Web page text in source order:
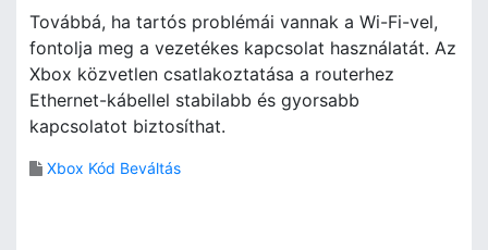
Továbbá, ha tartós problémái vannak a Wi-Fi-vel,
fontolja meg a vezetékes kapcsolat használatát. Az
Xbox közvetlen csatlakoztatása a routerhez
Ethernet-kábellel stabilabb és gyorsabb
kapcsolatot biztosíthat.
Xbox Kód Beváltás